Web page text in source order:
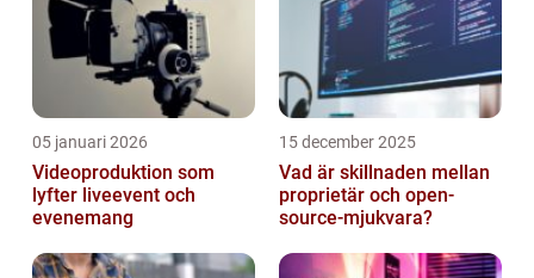
05 januari 2026
Videoproduktion som
lyfter liveevent och
evenemang
15 december 2025
Vad är skillnaden mellan
proprietär och open-
source-mjukvara?